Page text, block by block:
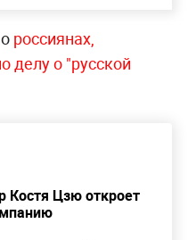
россиянах,
делу о "русской
Костя Цзю откроет